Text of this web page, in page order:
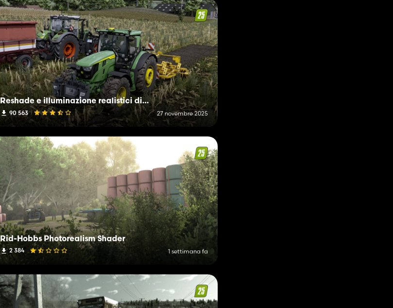
Reshade e illuminazione realistici di nuova generazione
90 563 27 novembre 2025
Rid-Hobbs Photorealism Shader
2 384 1 settimana fa